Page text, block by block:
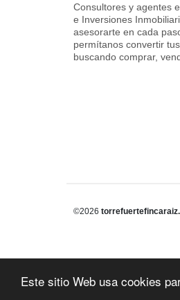
Este sitio Web usa cookies
Consultores y agentes
e Inversiones
asesorarte en cada
permítanos convertir
buscando comprar,
©2026